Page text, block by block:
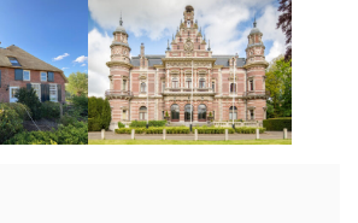
& waardestelling
& 3D inmeten